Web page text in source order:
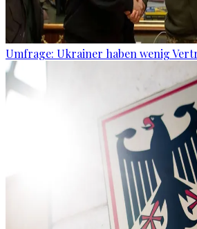
Umfrage: Ukrainer haben wenig